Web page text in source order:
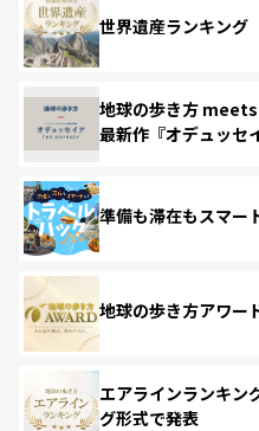
世界遺産ランキング
地球の歩き方 meets
最新作『オデュッセ
準備も滞在もスマ
地球の歩き方アワー
エアラインランキ
グ形式で発表